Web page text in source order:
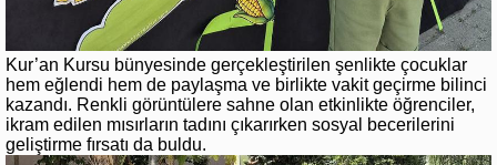
Kur’an Kursu bünyesinde gerçekleştirilen şenlikte çocuklar
hem eğlendi hem de paylaşma ve birlikte vakit geçirme bilinci
kazandı. Renkli görüntülere sahne olan etkinlikte öğrenciler,
ikram edilen mısırların tadını çıkarırken sosyal becerilerini
geliştirme fırsatı da buldu.